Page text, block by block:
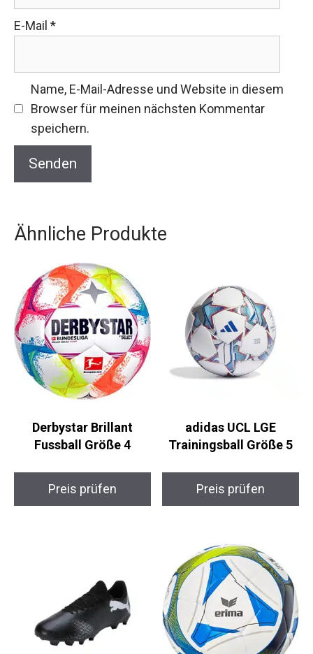
E-Mail *
Name, E-Mail-Adresse und Website in diesem
Browser für meinen nächsten Kommentar
speichern.
Ähnliche Produkte
Derbystar Brillant
Fussball Größe 4
Preis prüfen
adidas UCL LGE
Trainingsball Größe 5
Preis prüfen